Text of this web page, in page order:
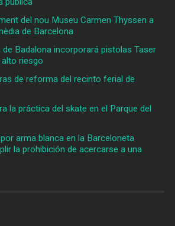
del nou Museu Carmen Thyssen a
de Barcelona
de Badalona incorporará pistolas Taser
riesgo
de reforma del recinto ferial de
la práctica del skate en el Parque del
arma blanca en la Barceloneta
la prohibición de acercarse a una